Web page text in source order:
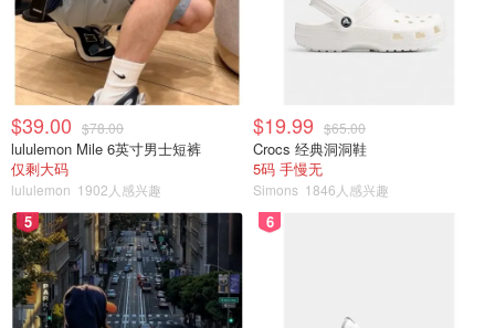
$39.00 $78.00
lululemon Mile 6英寸男士短裤
仅剩大码
lululemon 1902人感兴趣
$19.99 $65.00
Crocs 经典洞洞鞋
5码 手慢无
Simons 1846人感兴趣
5 6